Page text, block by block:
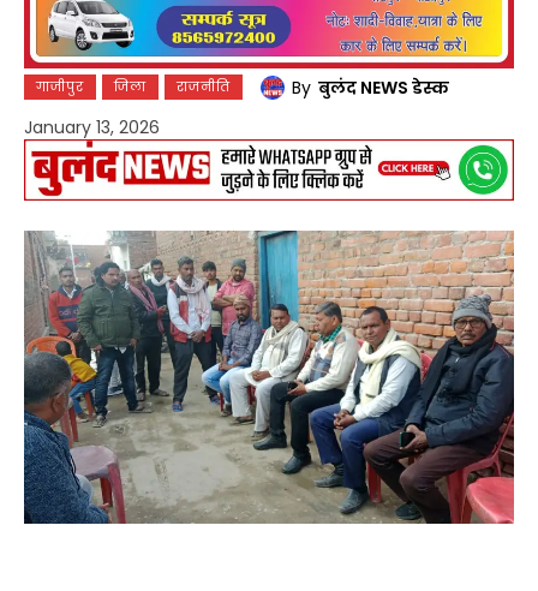
गाजीपुर जिला राजनीति By बुलंद NEWS डेस्क
January 13, 2026